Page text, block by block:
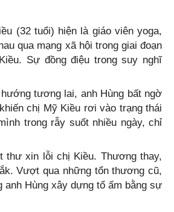
(32 tuổi) hiện là giáo viên yoga,
qua mạng xã hội trong giai đoạn
Sự đồng điệu trong suy nghĩ
tương lai, anh Hùng bất ngờ
chị Mỹ Kiều rơi vào trạng thái
trong rẫy suốt nhiều ngày, chỉ
thư xin lỗi chị Kiều. Thương thay,
Vượt qua những tổn thương cũ,
Hùng xây dựng tổ ấm bằng sự